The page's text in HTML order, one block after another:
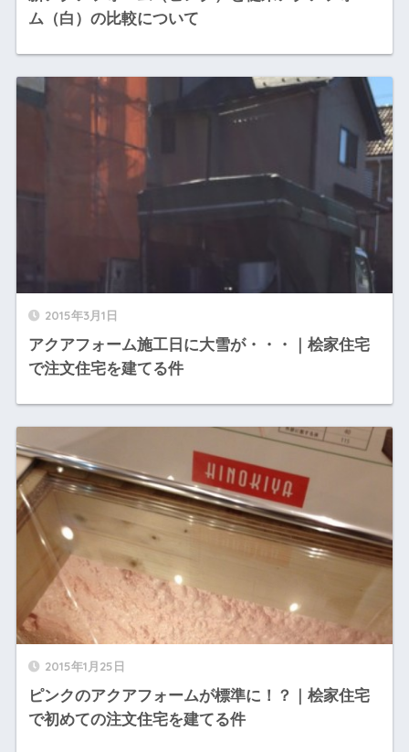
ム（白）の比較について
2015年3月1日
アクアフォーム施工日に大雪が・・・｜桧家住宅
で注文住宅を建てる件
2015年1月25日
ピンクのアクアフォームが標準に！？｜桧家住宅
で初めての注文住宅を建てる件